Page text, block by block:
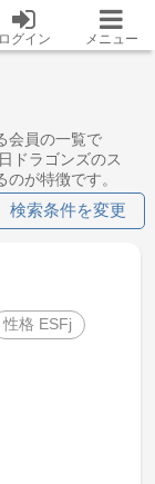
ログイン メニュー
会員の一覧で
ドラゴンズのス
が特徴です。
検索条件を変更
性格 ESFj